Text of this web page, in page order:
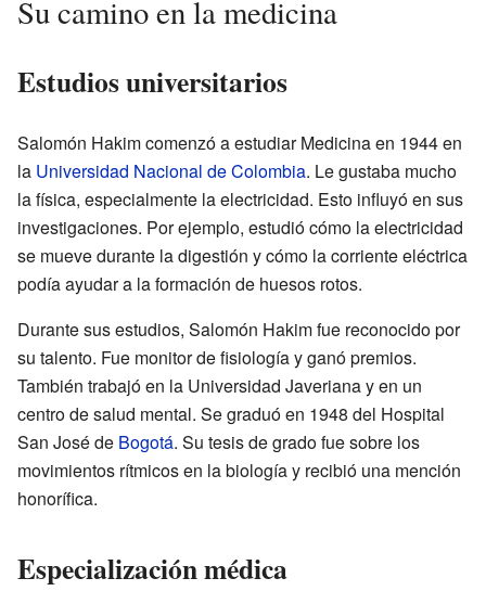
Su camino en la medicina
Estudios universitarios
Salomón Hakim comenzó a estudiar Medicina en 1944 en
la Universidad Nacional de Colombia. Le gustaba mucho
la física, especialmente la electricidad. Esto influyó en sus
investigaciones. Por ejemplo, estudió cómo la electricidad
se mueve durante la digestión y cómo la corriente eléctrica
podía ayudar a la formación de huesos rotos.
Durante sus estudios, Salomón Hakim fue reconocido por
su talento. Fue monitor de fisiología y ganó premios.
También trabajó en la Universidad Javeriana y en un
centro de salud mental. Se graduó en 1948 del Hospital
San José de Bogotá. Su tesis de grado fue sobre los
movimientos rítmicos en la biología y recibió una mención
honorífica.
Especialización médica